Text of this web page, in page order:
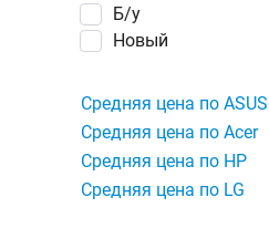
Б/у
Новый
Средняя цена по ASUS
Средняя цена по Acer
Средняя цена по HP
Средняя цена по LG